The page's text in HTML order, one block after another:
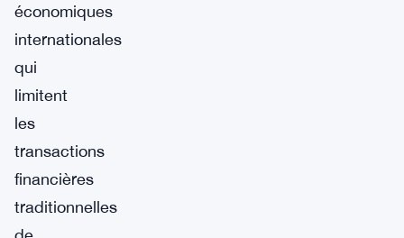
économiques
internationales
qui
limitent
les
transactions
financières
traditionnelles